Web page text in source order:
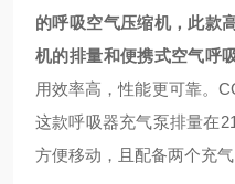
的呼吸空气压缩机，此款
机的排量和便携式空气呼
用效率高，性能更可靠。
这款呼吸器充气泵排量在
方便移动，且配备两个充